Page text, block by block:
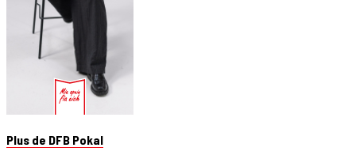
Plus de DFB Pokal